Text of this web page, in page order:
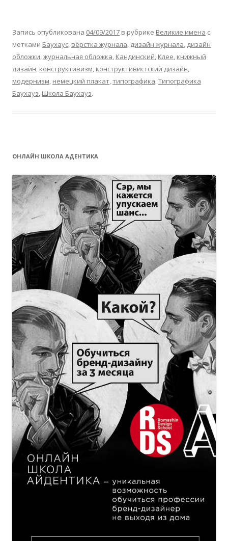
Запись опубликована 04/09/2017 в рубрике Великие имена с
метками Баухаус, вёрстка журнала, дизайн журнала, дизайн
обложки,журнальная обложка, Кандинский, Клее, книжный
дизайн, конструктивизм, конструктивистский дизайн,
модернизм, немецкий плакат,типографика,Типографика
Баухауз, Школа Баухауз.
ОНЛАЙН ШКОЛА АДЕНТИКА